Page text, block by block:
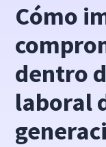
Cómo
dentro
laboral